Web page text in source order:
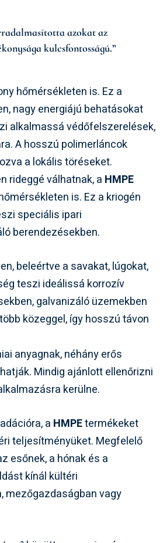
azokat az
kulcsfontosságú.”
hőmérsékleten is. Ez a
nagy energiájú behatásokat
alkalmassá védőfelszerelések,
A hosszú polimerláncok
a lokális töréseket.
rideggé válhatnak, a HMPE
is. Ez a kriogén
speciális ipari
berendezésekben.
beleértve a savakat, lúgokat,
teszi ideálissá korrozív
galvanizáló üzemekben
közeggel, így hosszú távon
anyagnak, néhány erős
Mindig ajánlott ellenőrizni
kerülne.
a HMPEtermékeket
teljesítményüket. Megfelelő
esőnek, a hónak és a
kínál kültéri
mezőgazdaságban vagy